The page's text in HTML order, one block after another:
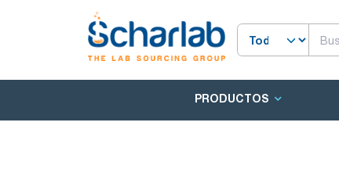
PRODUCTOS